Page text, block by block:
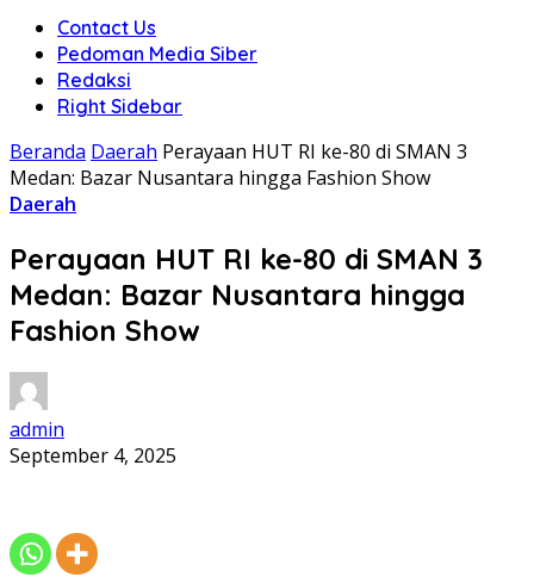
Contact Us
Pedoman Media Siber
Redaksi
Right Sidebar
Beranda Daerah Perayaan HUT RI ke-80 di SMAN 3
Medan: Bazar Nusantara hingga Fashion Show
Daerah
Perayaan HUT RI ke-80 di SMAN 3
Medan: Bazar Nusantara hingga
Fashion Show
admin
September 4, 2025